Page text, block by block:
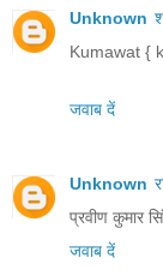
Unknown
Kumawat {
जवाब दें
Unknown
प्रवीण कुमार
जवाब दें